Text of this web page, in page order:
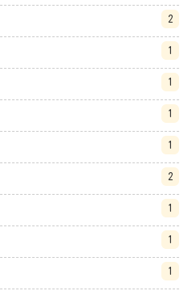
2
1
1
1
1
2
1
1
1